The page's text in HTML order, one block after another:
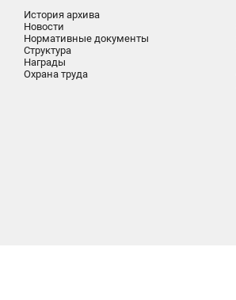
История архива
Новости
Нормативные документы
Структура
Награды
Охрана труда